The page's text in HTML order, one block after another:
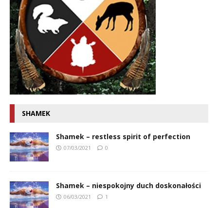
SHAMEK
Shamek – restless spirit of perfection
07/03/2021 0
Shamek – niespokojny duch doskonałości
06/03/2021 1